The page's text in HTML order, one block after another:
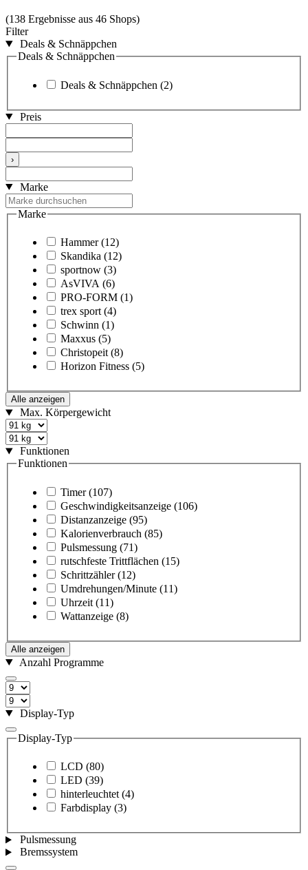
(138 Ergebnisse aus 46 Shops)
Filter
Deals & Schnäppchen
Deals & Schnäppchen
Deals & Schnäppchen (2)
Preis
›
Marke
Marke
Hammer (12)
Skandika (12)
sportnow (3)
AsVIVA (6)
PRO-FORM (1)
trex sport (4)
Schwinn (1)
Maxxus (5)
Christopeit (8)
Horizon Fitness (5)
Alle anzeigen
Max. Körpergewicht
Funktionen
Funktionen
Timer (107)
Geschwindigkeitsanzeige (106)
Distanzanzeige (95)
Kalorienverbrauch (85)
Pulsmessung (71)
rutschfeste Trittflächen (15)
Schrittzähler (12)
Umdrehungen/Minute (11)
Uhrzeit (11)
Wattanzeige (8)
Alle anzeigen
Anzahl Programme
Display-Typ
Display-Typ
LCD (80)
LED (39)
hinterleuchtet (4)
Farbdisplay (3)
Pulsmessung
Bremssystem